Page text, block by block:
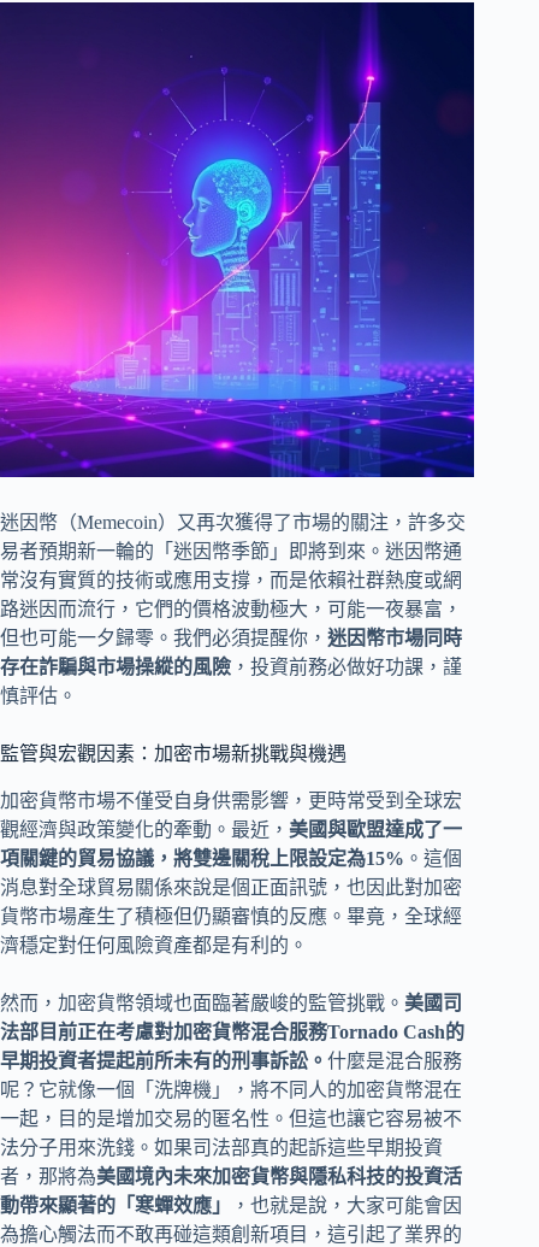
迷因幣（Memecoin）又再次獲得了市場的關注，許多交
易者預期新一輪的「迷因幣季節」即將到來。迷因幣通
常沒有實質的技術或應用支撐，而是依賴社群熱度或網
路迷因而流行，它們的價格波動極大，可能一夜暴富，
但也可能一夕歸零。我們必須提醒你， 迷因幣市場同時
存在詐騙與市場操縱的風險 ，投資前務必做好功課，謹
慎評估。
監管與宏觀因素：加密市場新挑戰與機遇
加密貨幣市場不僅受自身供需影響，更時常受到全球宏
觀經濟與政策變化的牽動。最近， 美國與歐盟達成了一
項關鍵的貿易協議，將雙邊關稅上限設定為15% 。這個
消息對全球貿易關係來說是個正面訊號，也因此對加密
貨幣市場產生了積極但仍顯審慎的反應。畢竟，全球經
濟穩定對任何風險資產都是有利的。
然而，加密貨幣領域也面臨著嚴峻的監管挑戰。 美國司
法部目前正在考慮對加密貨幣混合服務Tornado Cash的
早期投資者提起前所未有的刑事訴訟。 什麼是混合服務
呢？它就像一個「洗牌機」，將不同人的加密貨幣混在
一起，目的是增加交易的匿名性。但這也讓它容易被不
法分子用來洗錢。如果司法部真的起訴這些早期投資
者，那將為美國境內未來加密貨幣與隱私科技的投資活
動帶來顯著的「寒蟬效應」
，也就是說，大家可能會因
為擔心觸法而不敢再碰這類創新項目，這引起了業界的